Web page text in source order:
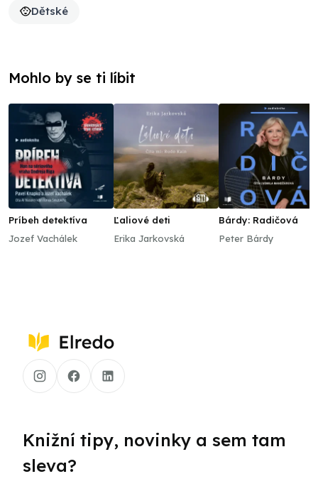
Dětské
Mohlo by se ti líbit
Príbeh detektíva
Jozef Vachálek
Ľaliové deti
Erika Jarkovská
Bárdy: Radičová
Peter Bárdy
Knižní tipy, novinky a sem tam
sleva?